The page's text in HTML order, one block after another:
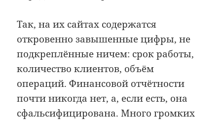
Так, на их сайтах содержатся
откровенно завышенные цифры, не
подкреплённые ничем: срок работы,
количество клиентов, объём
операций. Финансовой отчётности
почти никогда нет, а, если есть, она
сфальсифицирована. Много громких